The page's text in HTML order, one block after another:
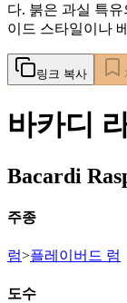
다. 붉은 과실 특
이드 스타일이나
링크 복사
바카디
Bacardi
주종
럼>플레이버드 럼
도수